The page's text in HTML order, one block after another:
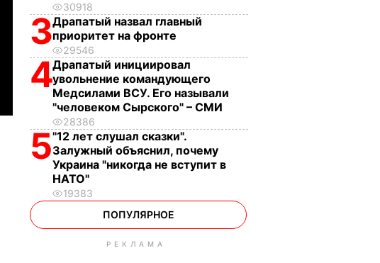
30918
3Драпатый назвал главный
приоритет на фронте
29546
4Драпатый инициировал
увольнение командующего
Медсилами ВСУ. Его называли
"человеком Сырского" – СМИ
28386
5"12 лет слушал сказки".
Залужный объяснил, почему
Украина "никогда не вступит в
НАТО"
19383
ПОПУЛЯРНОЕ
РЕКЛАМА